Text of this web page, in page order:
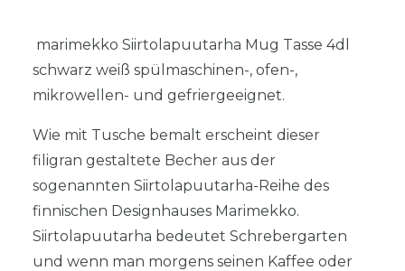
marimekko Siirtolapuutarha Mug Tasse 4dl
schwarz weiß spülmaschinen-, ofen-,
mikrowellen- und gefriergeeignet.
Wie mit Tusche bemalt erscheint dieser
filigran gestaltete Becher aus der
sogenannten Siirtolapuutarha-Reihe des
finnischen Designhauses Marimekko.
Siirtolapuutarha bedeutet Schrebergarten
und wenn man morgens seinen Kaffee oder